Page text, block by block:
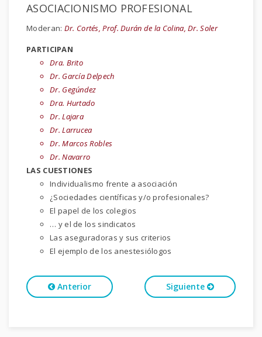
ASOCIACIONISMO PROFESIONAL
Moderan: Dr. Cortés, Prof. Durán de la Colina, Dr. Soler
PARTICIPAN
Dra. Brito
Dr. García Delpech
Dr. Gegúndez
Dra. Hurtado
Dr. Lajara
Dr. Larrucea
Dr. Marcos Robles
Dr. Navarro
LAS CUESTIONES
Individualismo frente a asociación
¿Sociedades científicas y/o profesionales?
El papel de los colegios
… y el de los sindicatos
Las aseguradoras y sus criterios
El ejemplo de los anestesiólogos
Anterior Siguiente